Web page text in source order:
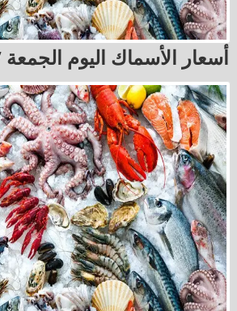
أسعار الأسماك اليوم الجمعة 7 أغسطس